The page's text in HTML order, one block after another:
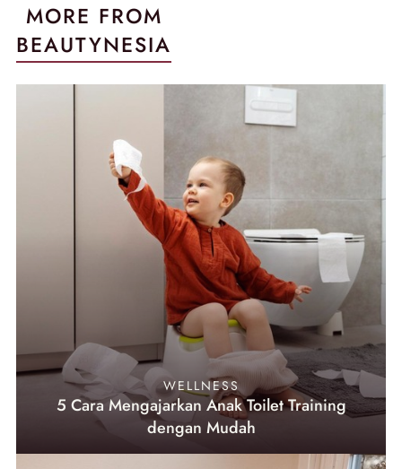
MORE FROM
BEAUTYNESIA
WELLNESS
5 Cara Mengajarkan Anak Toilet Training
dengan Mudah